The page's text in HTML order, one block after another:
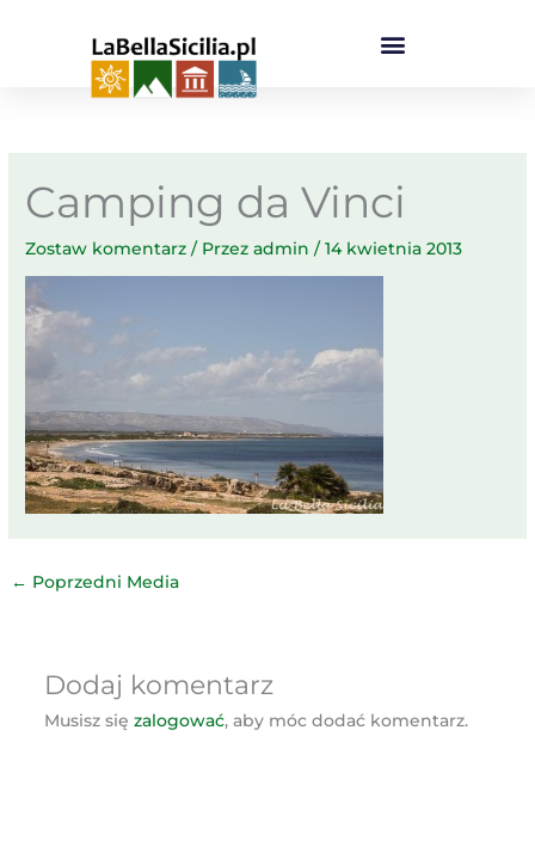
Camping da Vinci
Zostaw komentarz / Przezadmin/14 kwietnia 2013
← Poprzedni Media
Dodaj komentarz
Musisz się zalogować, aby móc dodać komentarz.